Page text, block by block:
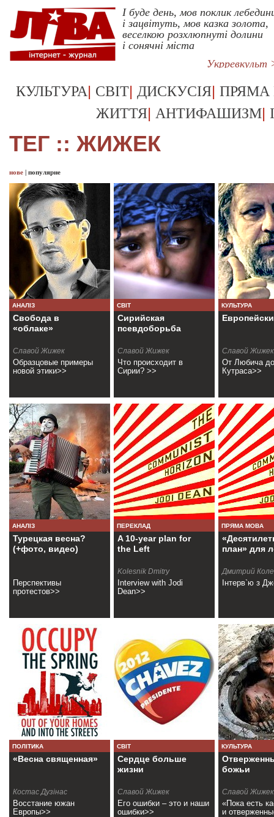
І буде день, мов поклик
і зацвітуть, мов казка золота,
веселкою розхлюпнуті долини
і сонячні міста
Укрревкульт
КУЛЬТУРА| СВІТ| ДИСКУСІЯ| ПРЯМА
ЖИТТЯ| АНТИФАШИЗМ|
ТЕГ :: ЖИЖЕК
нове | популярне
АНАЛІЗ
Свобода в
«облаке»
Славой Жижек
Образцовые примеры
новой этики>>
СВІТ
Сирийская
псевдоборьба
Славой Жижек
Что происходит в
Сирии? >>
КУЛЬТУРА
Славой Жижек
От Любича до
Кутраса>>
АНАЛІЗ
Турецкая весна?
(+фото, видео)
Перспективы
протестов>>
ПЕРЕКЛАД
A 10-year plan for
the Left
Kolesnik Dmitry
Interview with Jodi
Dean>>
ПРЯМА МОВА
план» для
Дмитрий
Інтерв`ю з
ПОЛІТИКА
«Весна священная»
Костас Дузiнас
Восстание южан
Европы>>
СВІТ
Сердце больше
жизни
Славой Жижек
Его ошибки – это и наши
ошибки>>
КУЛЬТУРА
божьи
Славой Жижек
«Пока есть
и